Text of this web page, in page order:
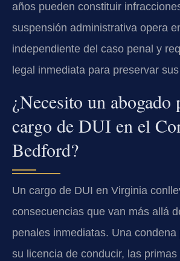
años pueden constituir
suspensión administrativa opera
independiente del caso penal y
legal inmediata para preservar
¿Necesito un abogado
cargo de DUI en el
Bedford?
Un cargo de DUI en Virginia
consecuencias que van más allá
penales inmediatas. Una
su licencia de conducir, las